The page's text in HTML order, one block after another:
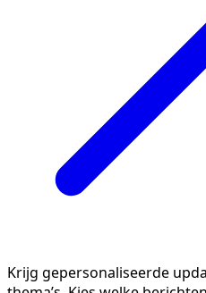
Krijg gepersonaliseerde